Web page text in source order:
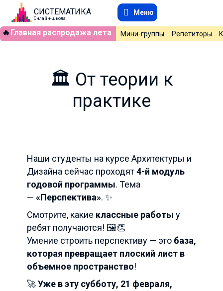
СИСТЕМАТИКА
Онлайн-школа
Меню
🔥 Главная распродажа лета Мини-группы Репетиторы
🏛️ От теории к
практике
Наши студенты на курсе Архитектуры и
Дизайна сейчас проходят4-й модуль
годовой программы. Тема
— «Перспектива». ✨
Смотрите, какие классные работы у
ребят получаются! 🖼️👏
Умение строить перспективу — это база,
которая превращает плоский лист в
объемное пространство!
🚀Уже в эту субботу, 21 февраля,